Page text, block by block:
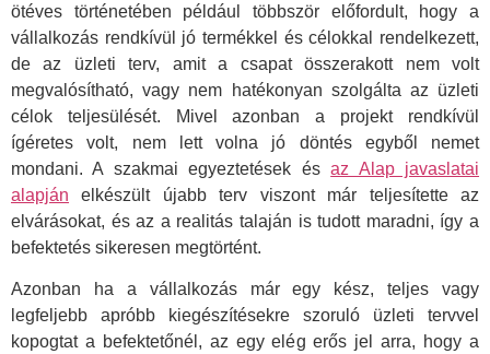
ötéves történetében például többször előfordult, hogy a
vállalkozás rendkívül jó termékkel és célokkal rendelkezett,
de az üzleti terv, amit a csapat összerakott nem volt
megvalósítható, vagy nem hatékonyan szolgálta az üzleti
célok teljesülését. Mivel azonban a projekt rendkívül
ígéretes volt, nem lett volna jó döntés egyből nemet
mondani. A szakmai egyeztetések ésaz Alap javaslatai
alapján elkészült újabb terv viszont már teljesítette az
elvárásokat, és az a realitás talaján is tudott maradni, így a
befektetés sikeresen megtörtént.
Azonban ha a vállalkozás már egy kész, teljes vagy
legfeljebb apróbb kiegészítésekre szoruló üzleti tervvel
kopogtat a befektetőnél, az egy elég erős jel arra, hogy a